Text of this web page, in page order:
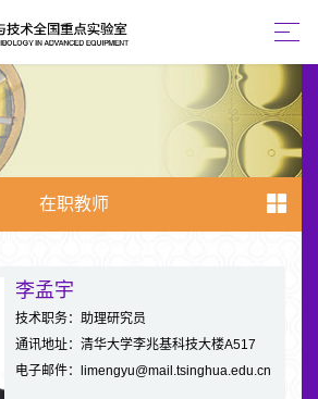
在职教师
李孟宇
技术职务：助理研究员
通讯地址：清华大学李兆基科技大楼A517
电子邮件：limengyu@mail.tsinghua.edu.cn